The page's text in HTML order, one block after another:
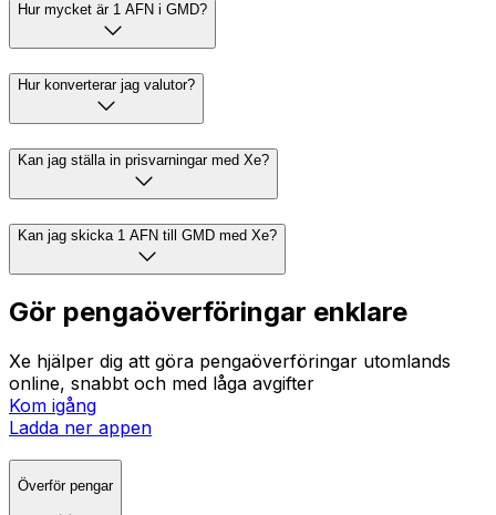
Hur mycket är 1 AFN i GMD?
Hur konverterar jag valutor?
Kan jag ställa in prisvarningar med Xe?
Kan jag skicka 1 AFN till GMD med Xe?
Gör pengaöverföringar enklare
Xe hjälper dig att göra pengaöverföringar utomlands
online, snabbt och med låga avgifter
Kom igång
Ladda ner appen
Överför pengar